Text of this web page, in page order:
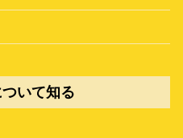
いて知る